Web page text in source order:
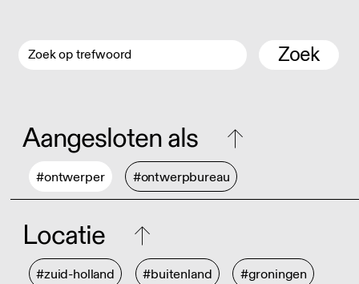
Zoek
Aangesloten als
#ontwerper #ontwerpbureau
Locatie
#zuid-holland #buitenland #groningen